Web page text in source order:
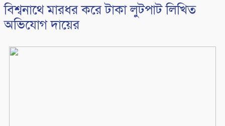
বিশ্বনাথে মারধর করে টাকা লুটপাট লিখিত
অভিযোগ দায়ের